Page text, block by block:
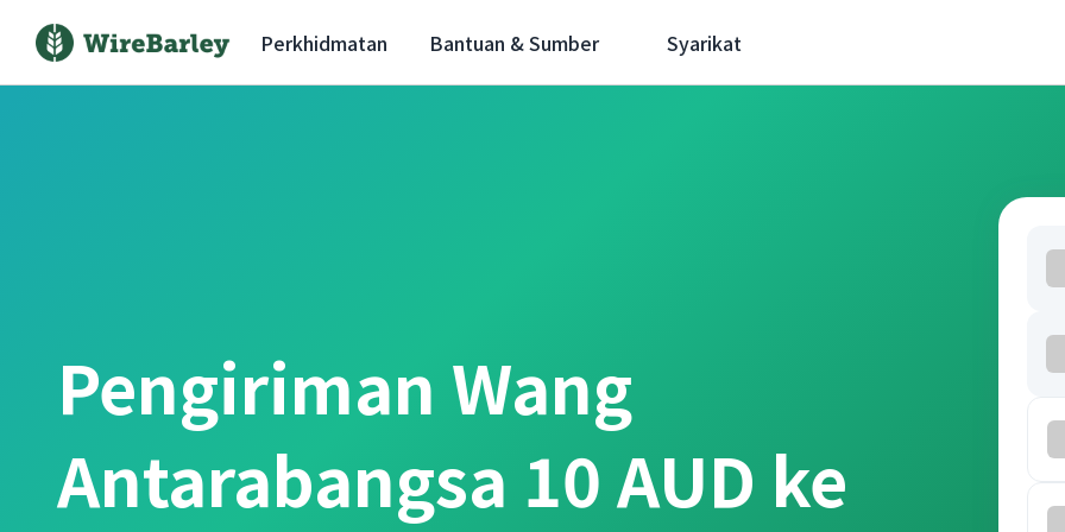
Perkhidmatan Bantuan & Sumber Syarikat
Pengiriman Wang
Antarabangsa 10 AUD ke